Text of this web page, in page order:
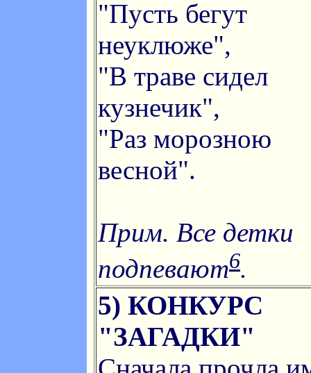
"Пусть бегут
неуклюже",
"В траве сидел
кузнечик",
"Раз морозною
весной".
Прим. Все детки
подпевают6.
5) КОНКУРС
"ЗАГАДКИ"